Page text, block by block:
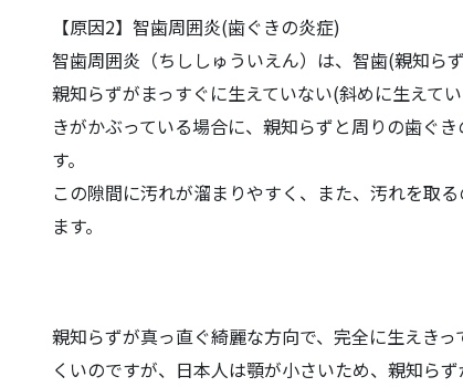
【原因2】智歯周囲炎(歯ぐきの炎症)
智歯周囲炎（ちししゅういえん）は、智歯(親知ら
親知らずがまっすぐに生えていない(斜めに生えて
きがかぶっている場合に、親知らずと周りの歯ぐ
す。
この隙間に汚れが溜まりやすく、また、汚れを取
ます。
親知らずが真っ直ぐ綺麗な方向で、完全に生えき
くいのですが、日本人は顎が小さいため、親知ら